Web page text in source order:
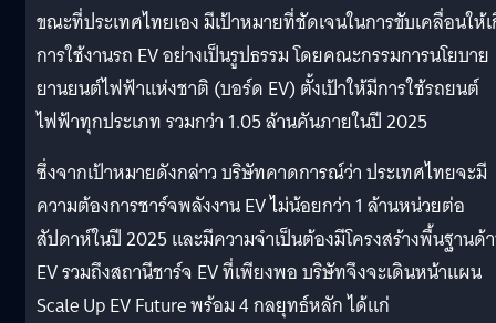
ขณะที่ประเทศไทยเอง มีเป้าหมายที่ชัดเจนในการขับเคลื่อนให้
การใช้งานรถ EV อย่างเป็นรูปธรรม โดยคณะกรรมการนโยบาย
ยานยนต์ไฟฟ้าแห่งชาติ (บอร์ด EV) ตั้งเป้าให้มีการใช้รถยนต์
ไฟฟ้าทุกประเภท รวมกว่า 1.05 ล้านคันภายในปี 2025
ซึ่งจากเป้าหมายดังกล่าว บริษัทคาดการณ์ว่า ประเทศไทยจะมี
ความต้องการชาร์จพลังงาน EV ไม่น้อยกว่า 1 ล้านหน่วยต่อ
สัปดาห์ในปี 2025 และมีความจำเป็นต้องมีโครงสร้างพื้นฐานด้
EV รวมถึงสถานีชาร์จ EV ที่เพียงพอ บริษัทจึงจะเดินหน้าแผน
Scale Up EV Future พร้อม 4 กลยุทธ์หลัก ได้แก่